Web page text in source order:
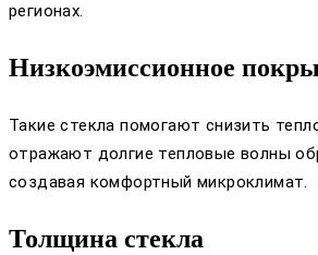
регионах.
Низкоэмиссионное
Такие стекла помогают снизить
отражают долгие тепловые волны
создавая комфортный микроклимат.
Толщина стекла